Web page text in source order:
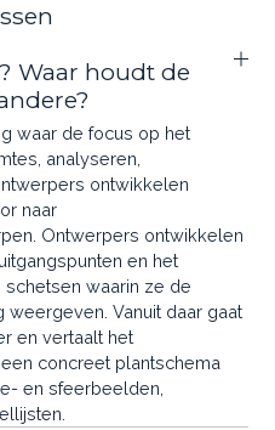
Waar houdt de
waar de focus op het
analyseren,
ontwikkelen
naar
Ontwerpers ontwikkelen
en het
schetsen waarin ze de
Vanuit daar gaat
en vertaalt het
concreet plantschema
en sfeerbeelden,